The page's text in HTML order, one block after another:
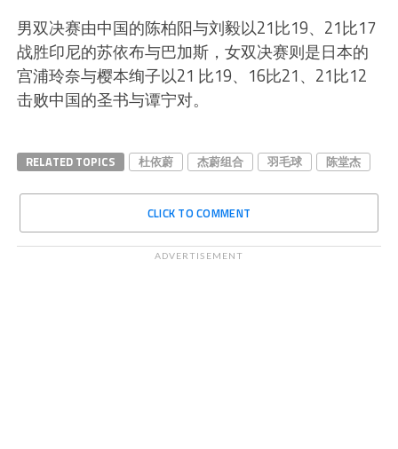
男双决赛由中国的陈柏阳与刘毅以21比19、21比17
战胜印尼的苏依布与巴加斯，女双决赛则是日本的
宫浦玲奈与樱本绚子以21 比19、16比21、21比12
击败中国的圣书与谭宁对。
RELATED TOPICS 杜依蔚 杰蔚组合 羽毛球 陈堂杰
CLICK TO COMMENT
ADVERTISEMENT